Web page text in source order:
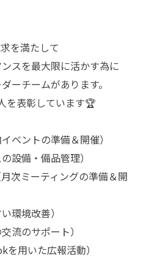
を満たして
スを最大限に活かす為に
ーチームがあります。
を表彰しています🏆
イベントの準備＆開催）
設備・備品管理）
次ミーティングの準備＆開
環境改善）
流のサポート）
用いた広報活動）